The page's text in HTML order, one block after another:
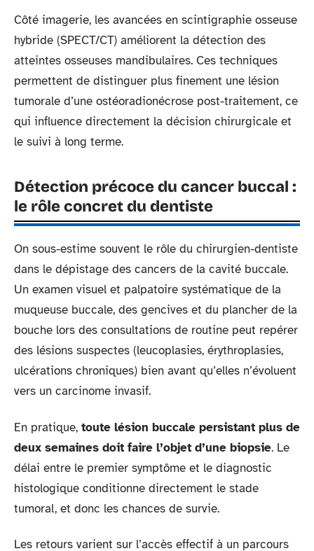
Côté imagerie, les avancées en scintigraphie osseuse
hybride (SPECT/CT) améliorent la détection des
atteintes osseuses mandibulaires. Ces techniques
permettent de distinguer plus finement une lésion
tumorale d’une ostéoradionécrose post-traitement, ce
qui influence directement la décision chirurgicale et
le suivi à long terme.
Détection précoce du cancer buccal :
le rôle concret du dentiste
On sous-estime souvent le rôle du chirurgien-dentiste
dans le dépistage des cancers de la cavité buccale.
Un examen visuel et palpatoire systématique de la
muqueuse buccale, des gencives et du plancher de la
bouche lors des consultations de routine peut repérer
des lésions suspectes (leucoplasies, érythroplasies,
ulcérations chroniques) bien avant qu’elles n’évoluent
vers un carcinome invasif.
En pratique, toute lésion buccale persistant plus de
deux semaines doit faire l’objet d’une biopsie. Le
délai entre le premier symptôme et le diagnostic
histologique conditionne directement le stade
tumoral, et donc les chances de survie.
Les retours varient sur l’accès effectif à un parcours